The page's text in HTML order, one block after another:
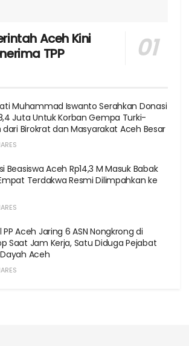
Aceh Kini
TPP
Muhammad Iswanto Serahkan Donasi
Juta Untuk Korban Gempa Turki-
dari Birokrat dan Masyarakat Aceh Besar
Beasiswa Aceh Rp14,3 M Masuk Babak
Terdakwa Resmi Dilimpahkan ke
PP Aceh Jaring 6 ASN Nongkrong di
Saat Jam Kerja, Satu Diduga Pejabat
Aceh